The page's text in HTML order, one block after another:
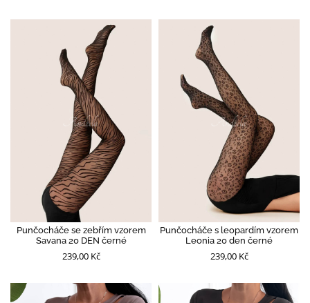
Punčocháče se zebřím vzorem
Savana 20 DEN černé
239,00 Kč
Punčocháče s leopardím vzorem
Leonia 20 den černé
239,00 Kč